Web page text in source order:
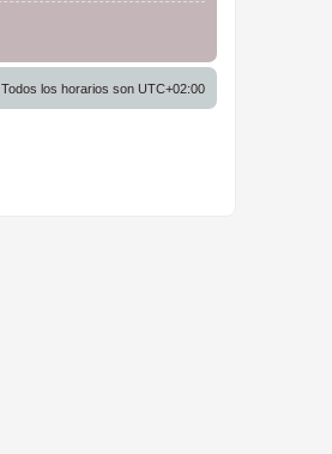
Todos los horarios son UTC+02:00